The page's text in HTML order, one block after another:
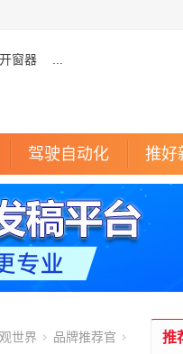
窗器
驾驶自动化 推好
世界 品牌推荐官 推